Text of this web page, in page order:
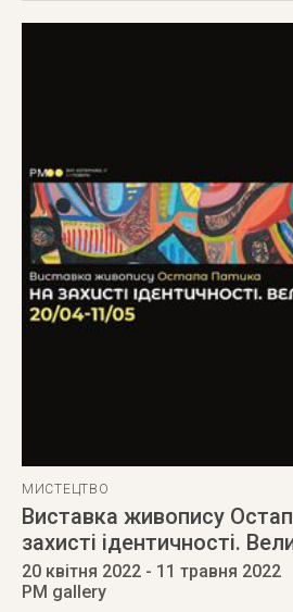
МИСТЕЦТВО
Виставка живопису
захисті ідентичності.
20 квітня 2022 - 11 травня 2022
PM gallery